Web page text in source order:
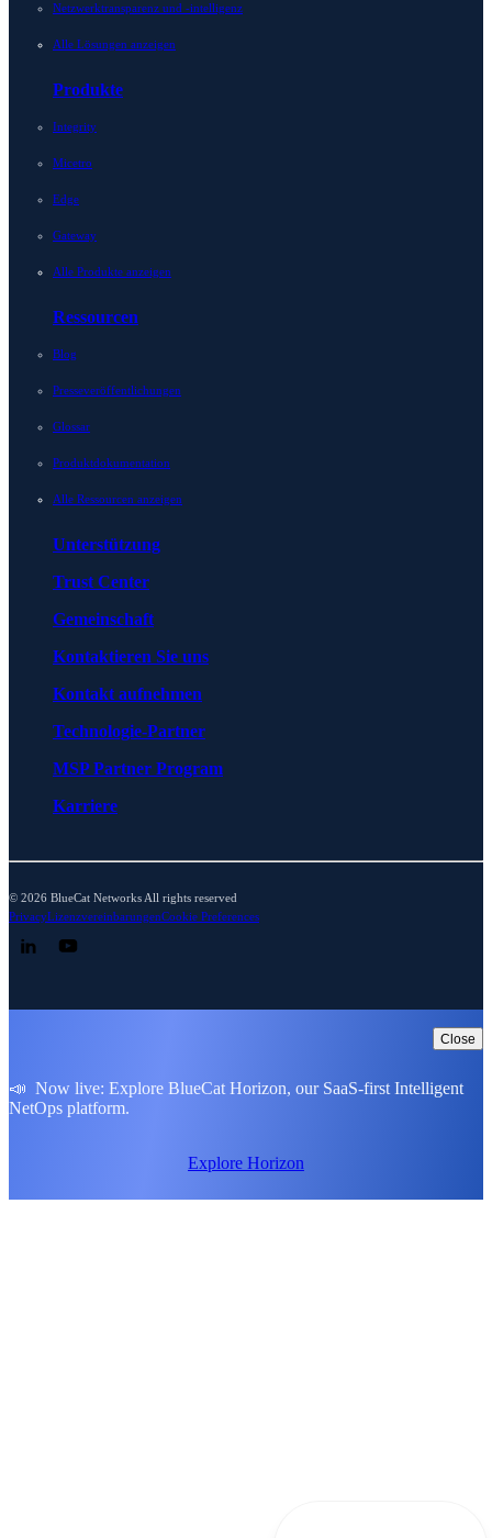
Netzwerktransparenz und -intelligenz
Alle Lösungen anzeigen
Produkte
Integrity
Micetro
Edge
Gateway
Alle Produkte anzeigen
Ressourcen
Blog
Presseveröffentlichungen
Glossar
Produktdokumentation
Alle Ressourcen anzeigen
Unterstützung
Trust Center
Gemeinschaft
Kontaktieren Sie uns
Kontakt aufnehmen
Technologie-Partner
MSP Partner Program
Karriere
© 2026 BlueCat Networks All rights reserved
PrivacyLizenzvereinbarungenCookie Preferences
Follow us on LinkedIn
Follow us on YouTube
Close
📣 Now live: Explore BlueCat Horizon, our SaaS-first Intelligent
NetOps platform.
Explore Horizon